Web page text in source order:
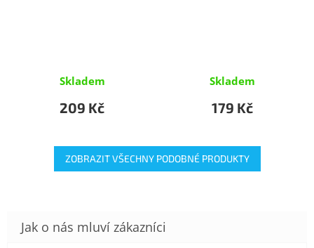
Skladem
209 Kč
Skladem
179 Kč
ZOBRAZIT VŠECHNY PODOBNÉ PRODUKTY